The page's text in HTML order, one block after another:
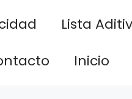
Lista
Inicio